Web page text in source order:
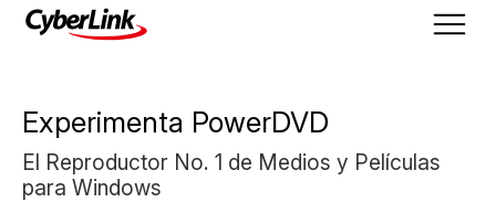
Experimenta PowerDVD
El Reproductor No. 1 de Medios y Películas
para Windows